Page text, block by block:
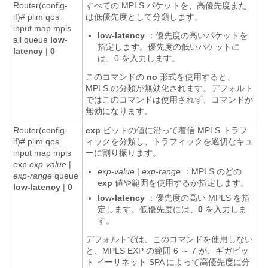
Router(config-
if)# plim qos
input map mpls
all queue low-
latency | 0
すべての MPLS パケットを、高優先度また
は低優先度として分類します。
low-latency
：優先度の高いパケットを
指定します。優先度の低いパケットに
は、0 を入力します。
このコマンドの no 形式を使用すると、
MPLS の分類が無効化されます。デフォルト
ではこのコマンドは使用されず、コマンドが
無効になります。
Router(config-
if)# plim qos
input map mpls
exp exp-value |
exp-range queue
low-latency | 0
exp ビットの値に沿って着信 MPLS トラフ
ィックを分類し、トラフィックを適切なキュ
ーに割り振ります。
exp-value | exp-range
：MPLS のどの
exp 値や範囲を使用するか指定します。
low-latency
：優先度の高い MPLS を指
定します。低優先度には、 0 を入力しま
す。
デフォルトでは、このコマンドを使用しない
と、MPLS EXP の範囲 6 ～ 7 が、ギガビッ
ト イーサネット SPA によって高優先度に分